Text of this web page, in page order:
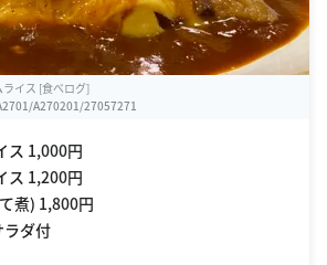
イス [食べログ]
A270201/27057271
ス 1,000円
ス 1,200円
煮) 1,800円
ラダ付